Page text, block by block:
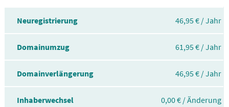
Neuregistrierung 46,95 € / Jahr
Domainumzug 61,95 € / Jahr
Domainverlängerung 46,95 € / Jahr
Inhaberwechsel 0,00 € / Änderung